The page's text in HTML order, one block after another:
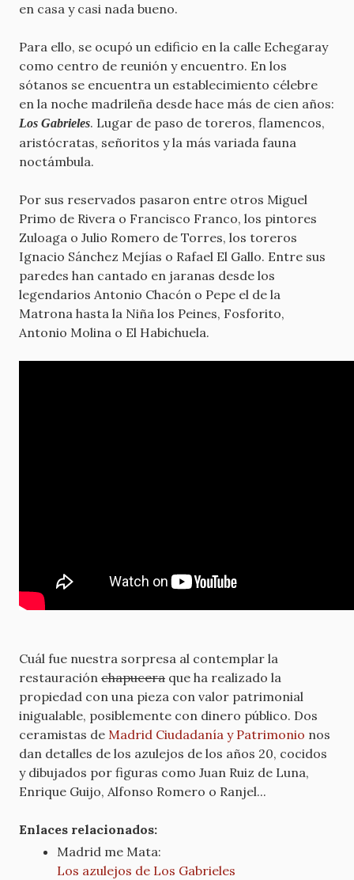
en casa y casi nada bueno.
Para ello, se ocupó un edificio en la calle Echegaray
como centro de reunión y encuentro. En los
sótanos se encuentra un establecimiento célebre
en la noche madrileña desde hace más de cien años:
Los Gabrieles. Lugar de paso de toreros, flamencos,
aristócratas, señoritos y la más variada fauna
noctámbula.
Por sus reservados pasaron entre otros Miguel
Primo de Rivera o Francisco Franco, los pintores
Zuloaga o Julio Romero de Torres, los toreros
Ignacio Sánchez Mejías o Rafael El Gallo. Entre sus
paredes han cantado en jaranas desde los
legendarios Antonio Chacón o Pepe el de la
Matrona hasta la Niña los Peines, Fosforito,
Antonio Molina o El Habichuela.
Cuál fue nuestra sorpresa al contemplar la
restauración chapucera que ha realizado la
propiedad con una pieza con valor patrimonial
inigualable, posiblemente con dinero público. Dos
ceramistas de Madrid Ciudadanía y Patrimonio nos
dan detalles de los azulejos de los años 20, cocidos
y dibujados por figuras como Juan Ruiz de Luna,
Enrique Guijo, Alfonso Romero o Ranjel...
Enlaces relacionados:
Madrid me Mata:
Los azulejos de Los Gabrieles